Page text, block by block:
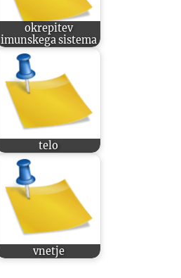
okrepitev
imunskega sistema
telo
vnetje